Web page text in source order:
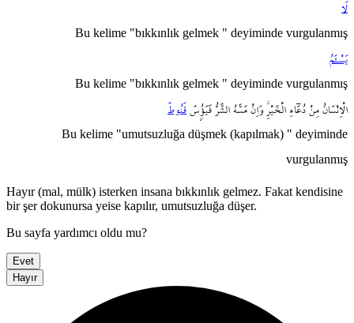
لَا
Bu kelime "bıkkınlık gelmek " deyiminde vurgulanmış
يَسْـَٔمُ
Bu kelime "bıkkınlık gelmek " deyiminde vurgulanmış
الْاِنْسَانُ مِنْ دُعَٓاءِ الْخَيْرِۘ وَاِنْ مَسَّهُ الشَّرُّ فَيَؤُ۫سٌ قَنُوطٌ
Bu kelime "umutsuzluğa düşmek (kapılmak) " deyiminde
vurgulanmış
Hayır (mal, mülk) isterken insana bıkkınlık gelmez. Fakat kendisine
bir şer dokunursa yeise kapılır, umutsuzluğa düşer.
Bu sayfa yardımcı oldu mu?
Evet
Hayır